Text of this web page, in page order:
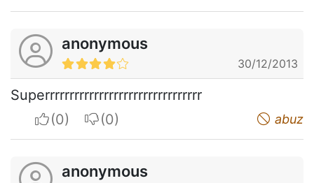
anonymous
30/12/2013
Superrrrrrrrrrrrrrrrrrrrrrrrrrrrrrrr
I apreciateI do not appreciate abuz
anonymous